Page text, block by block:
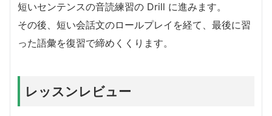
短いセンテンスの音読練習の Drill に進みます。
その後、短い会話文のロールプレイを経て、最後に習
った語彙を復習で締めくくります。
レッスンレビュー